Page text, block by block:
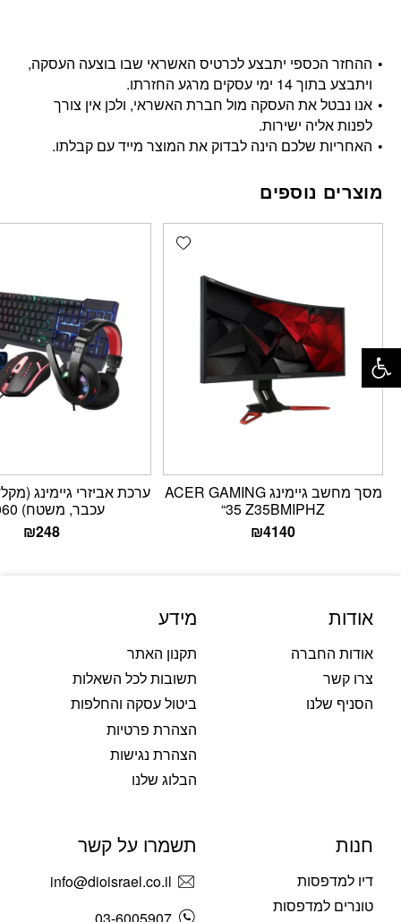
ההחזר הכספי יתבצע לכרטיס האשראי שבו בוצעה העסקה,
ויתבצע בתוך 14 ימי עסקים מרגע החזרתו.
אנו נבטל את העסקה מול חברת האשראי, ולכן אין צורך
לפנות אליה ישירות.
האחריות שלכם הינה לבדוק את המוצר מייד עם קבלתו.
מוצרים נוספים
Add wishlist
מסך מחשב גיימינג ACER GAMING
“35 Z35BMIPHZ
₪4140
ערכת אביזרי גיימינג
עכבר, משטח) R-060
₪248
אודות
אודות החברה
צרו קשר
הסניף שלנו
מידע
תקנון האתר
תשובות לכל השאלות
ביטול עסקה והחלפות
הצהרת פרטיות
הצהרת נגישות
הבלוג שלנו
חנות
דיו למדפסות
טונרים למדפסות
תשמרו על קשר
info@dioisrael.co.il
פתח סרגל נגישות